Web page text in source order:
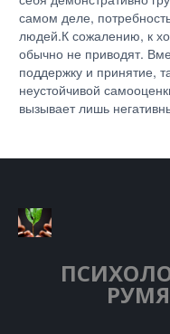
самом деле,
людей.К сожалению, к
обычно не приводят.
поддержку и принятие,
неустойчивой
вызывает лишь